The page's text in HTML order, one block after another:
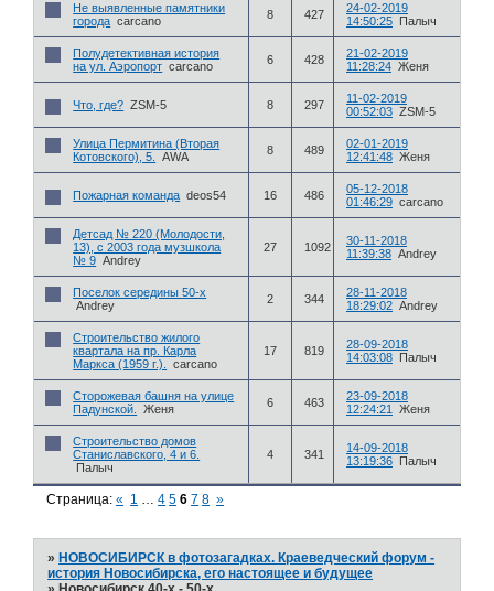
Не выявленные памятники
города carcano 8 427
24-02-2019
14:50:25 Палыч
Полудетективная история
на ул. Аэропорт carcano 6 428
21-02-2019
11:28:24 Женя
Что, где? ZSM-5 8 297
11-02-2019
00:52:03 ZSM-5
Улица Пермитина (Вторая
Котовского), 5.
AWA 8 489
02-01-2019
12:41:48 Женя
Пожарная команда deos54 16 486
05-12-2018
01:46:29 carcano
Детсад № 220 (Молодости,
13), с 2003 года музшкола
№ 9 Andrey
27 1092
30-11-2018
11:39:38 Andrey
Поселок середины 50-х
Andrey
2 344
28-11-2018
18:29:02 Andrey
Строительство жилого
квартала на пр. Карла
Маркса (1959 г.).
carcano
17 819
28-09-2018
14:03:08 Палыч
Сторожевая башня на улице
Падунской.
Женя 6 463
23-09-2018
12:24:21
Женя
Строительство домов
Станиславского, 4 и 6.
Палыч
4 341
14-09-2018
13:19:36 Палыч
Страница:« 1 … 4 5 6 7 8 »
»НОВОСИБИРСК в фотозагадках. Краеведческий форум -
история Новосибирска, его настоящее и будущее